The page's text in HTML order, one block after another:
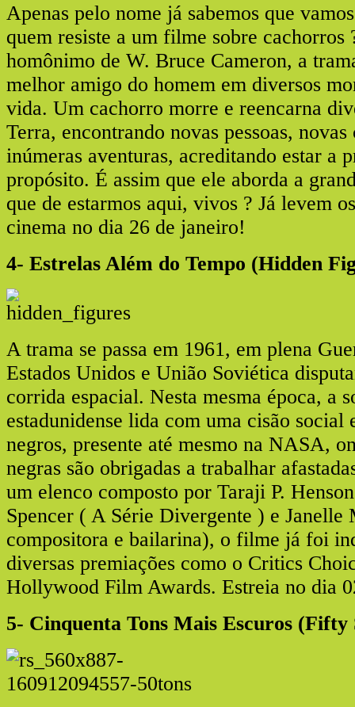
Apenas pelo nome já sabemos que
quem resiste a um filme sobre cachorros
homônimo de W. Bruce Cameron, a
melhor amigo do homem em diversos
vida. Um cachorro morre e reencarna
Terra, encontrando novas pessoas,
inúmeras aventuras, acreditando estar a
propósito. É assim que ele aborda a
que de estarmos aqui, vivos ? Já levem
cinema no dia 26 de janeiro!
4- Estrelas Além do Tempo (Hidden
A trama se passa em 1961, em plena
Estados Unidos e União Soviética
corrida espacial. Nesta mesma época, a
estadunidense lida com uma cisão social
negros, presente até mesmo na NASA,
negras são obrigadas a trabalhar
um elenco composto por Taraji P.
Spencer ( A Série Divergente ) e Janelle
compositora e bailarina), o filme já foi
diversas premiações como o Critics
Hollywood Film Awards. Estreia no dia
5- Cinquenta Tons Mais Escuros (Fifty